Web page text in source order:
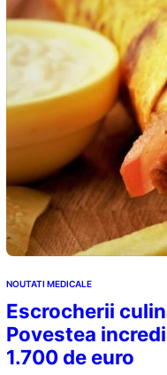
NOUTATI MEDICALE
Escrocherii
Povestea
1.700 de euro